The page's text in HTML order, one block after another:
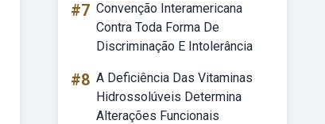
#7 Convenção Interamericana
Contra Toda Forma De
Discriminação E Intolerância
#8 A Deficiência Das Vitaminas
Hidrossolúveis Determina
Alterações Funcionais